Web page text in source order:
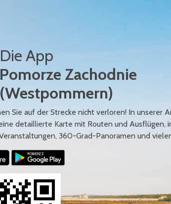
Die App
Pomorze Zachodnie
(Westpommern)
Sie auf der Strecke nicht verloren! In unserer
detaillierte Karte mit Routen und Ausflügen,
360-Grad-Panoramen und